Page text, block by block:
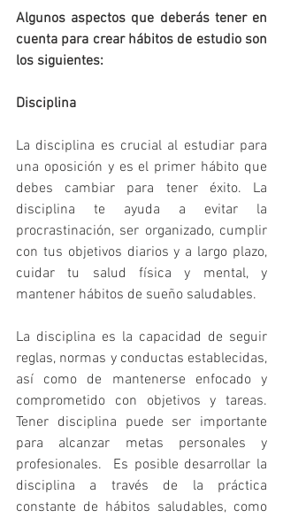
Algunos aspectos que deberás tener en
cuenta para crear hábitos de estudio son
los siguientes:
Disciplina
La disciplina es crucial al estudiar para
una oposición y es el primer hábito que
debes cambiar para tener éxito. La
disciplina te ayuda a evitar la
procrastinación, ser organizado, cumplir
con tus objetivos diarios y a largo plazo,
cuidar tu salud física y mental, y
mantener hábitos de sueño saludables.
La disciplina es la capacidad de seguir
reglas, normas y conductas establecidas,
así como de mantenerse enfocado y
comprometido con objetivos y tareas.
Tener disciplina puede ser importante
para alcanzar metas personales y
profesionales.  Es posible desarrollar la
disciplina a través de la práctica
constante de hábitos saludables, como